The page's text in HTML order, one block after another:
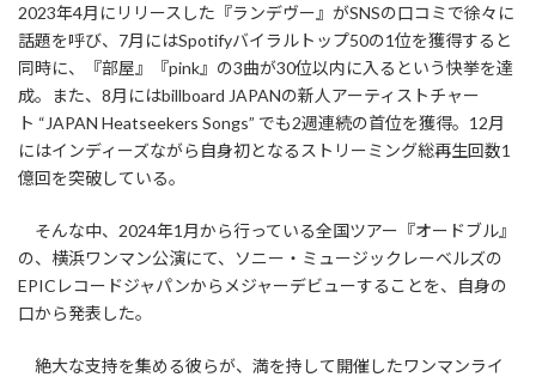
2023年4月にリリースした『ランデヴー』がSNSの口コミで徐々に
話題を呼び、7月にはSpotifyバイラルトップ50の1位を獲得すると
同時に、『部屋』『pink』の3曲が30位以内に入るという快挙を達
成。また、8月にはbillboard JAPANの新人アーティストチャー
ト “JAPAN Heatseekers Songs” でも2週連続の首位を獲得。12月
にはインディーズながら自身初となるストリーミング総再生回数1
億回を突破している。
そんな中、2024年1月から行っている全国ツアー『オードブル』
の、横浜ワンマン公演にて、ソニー・ミュージックレーベルズの
EPICレコードジャパンからメジャーデビューすることを、自身の
口から発表した。
絶大な支持を集める彼らが、満を持して開催したワンマンライ